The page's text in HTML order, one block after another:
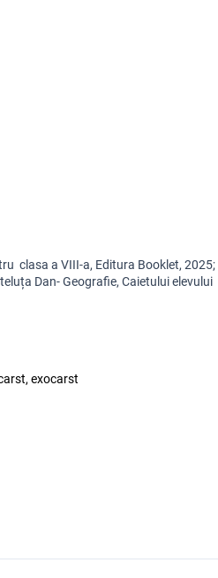
clasa a VIII-a, Editura Booklet, 2025;
Dan- Geografie, Caietului elevului
exocarst